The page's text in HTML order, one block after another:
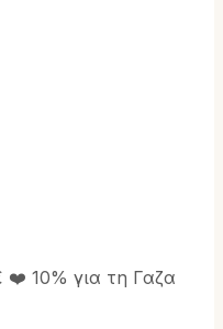
10% για τη Γαζα